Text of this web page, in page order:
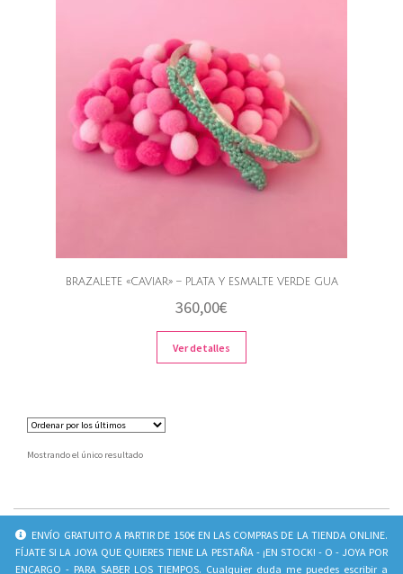
BRAZALETE «CAVIAR» – PLATA Y ESMALTE VERDE GUA
360,00€
Ver detalles
Mostrando el único resultado
INFO
CONTACTO
SOCIAL
Juliavila_jewels
ENVÍO GRATUITO A PARTIR DE 150€ EN LAS COMPRAS DE LA TIENDA ONLINE.
FÍJATE SI LA JOYA QUE QUIERES TIENE LA PESTAÑA - ¡EN STOCK! - O - JOYA POR
ENCARGO - PARA SABER LOS TIEMPOS. Cualquier duda me puedes escribir a